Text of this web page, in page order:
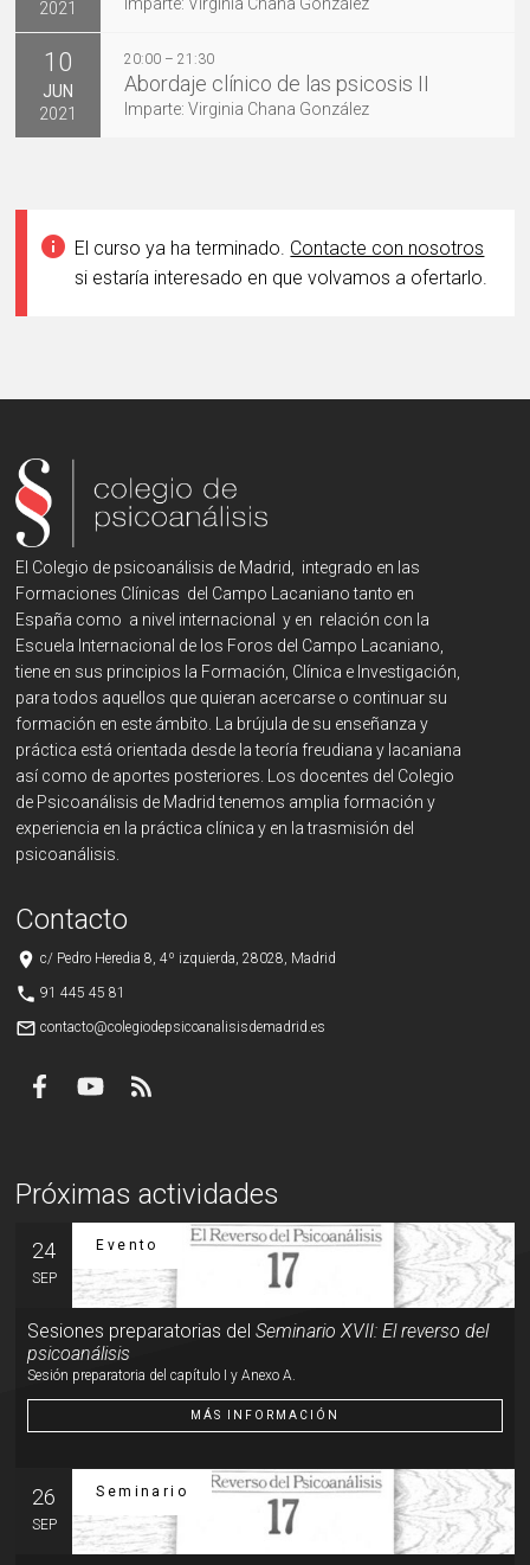
2021
10
JUN
2021
20:00 – 21:30
Abordaje clínico de las psicosis II
Imparte: Virginia Chana González
info El curso ya ha terminado. Contacte con nosotros
si estaría interesado en que volvamos a ofertarlo.
El Colegio de psicoanálisis de Madrid, integrado en las
Formaciones Clínicas del Campo Lacaniano tanto en
España como a nivel internacional y en relación con la
Escuela Internacional de los Foros del Campo Lacaniano,
tiene en sus principios la Formación, Clínica e Investigación,
para todos aquellos que quieran acercarse o continuar su
formación en este ámbito. La brújula de su enseñanza y
práctica está orientada desde la teoría freudiana y lacaniana
así como de aportes posteriores. Los docentes del Colegio
de Psicoanálisis de Madrid tenemos amplia formación y
experiencia en la práctica clínica y en la trasmisión del
psicoanálisis.
Contacto
place c/ Pedro Heredia 8, 4º izquierda, 28028, Madrid
phone 91 445 45 81
mail_outline contacto@colegiodepsicoanalisisdemadrid.es
Próximas actividades
24
SEP
Evento
Sesiones preparatorias delSeminario XVII: El reverso del
psicoanálisis
Sesión preparatoria del capítulo I y Anexo A.
MÁS INFORMACIÓN
26
SEP
Seminario